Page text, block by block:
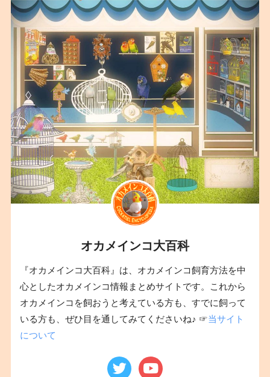
オカメインコ大百科
『オカメインコ大百科』は、オカメインコ飼育方法を中
心としたオカメインコ情報まとめサイトです。これから
オカメインコを飼おうと考えている方も、すでに飼って
いる方も、ぜひ目を通してみてくださいね♪ ☞当サイト
について